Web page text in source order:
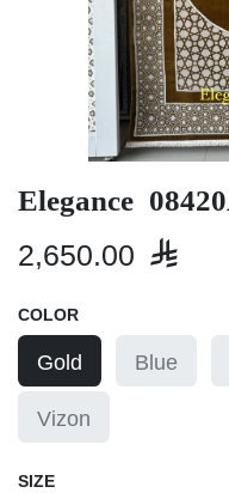
2,650.00 
COLOR
Gold Blue
Vizon
SIZE